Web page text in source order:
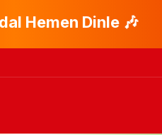
Hemen Dinle 🎶